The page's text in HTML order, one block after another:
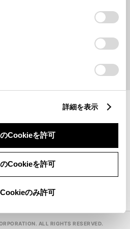
クッキー)が保存されることに同
クッキー)のオプトアウト、
たりするにあたっては、当社の
取り扱いについて
」をご覧くだ
詳細を表示
Cookieを許可
Cookieを許可
のみ許可
きます。
ウェルキャブステーション
ALL RIGHTS RESERVED.